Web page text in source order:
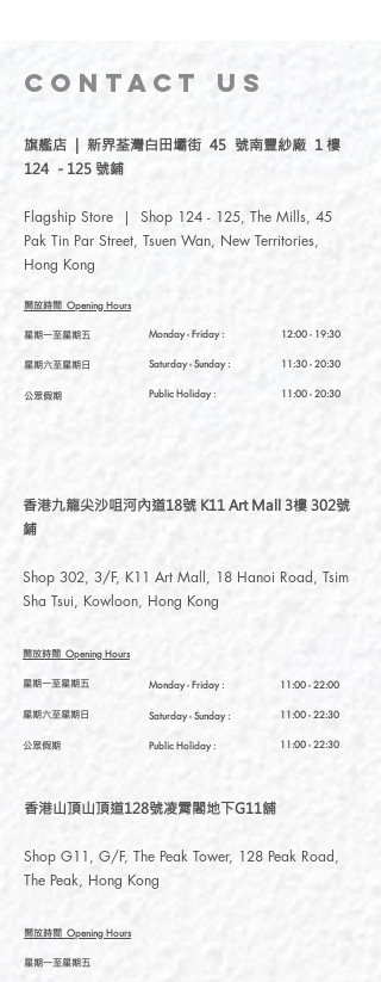
CONTACT US
旗艦店 | 新界荃灣白田壩街 45 號南豐紗廠 1 樓
124 - 125 號鋪
Flagship Store | Shop 124 - 125, The Mills, 45
Pak Tin Par Street, Tsuen Wan, New Territories,
Hong Kong
開放時間 Opening Hours
星期一至星期五
星期六至星期日
公眾假期
12:00 - 19:30
11:30 - 20:30
11:00 - 20:30
Monday - Friday :
Saturday- Sunday :
Public Holiday :
11:00 - 22:00
11:00 - 22:30
11:00 - 22:30
香港九龍尖沙咀河內道18號 K11 Art Mall 3樓 302號
鋪
Shop 302, 3/F, K11 Art Mall, 18 Hanoi Road, Tsim
Sha Tsui, Kowloon, Hong Kong
開放時間 Opening Hours
星期一至星期五
星期六至星期日
公眾假期
Monday - Friday :
Saturday- Sunday :
Public Holiday :
香港山頂山頂道128號凌霄閣地下G11舖
Shop G11, G/F, The Peak Tower, 128 Peak Road,
The Peak, Hong Kong
開放時間 Opening Hours
星期一至星期五